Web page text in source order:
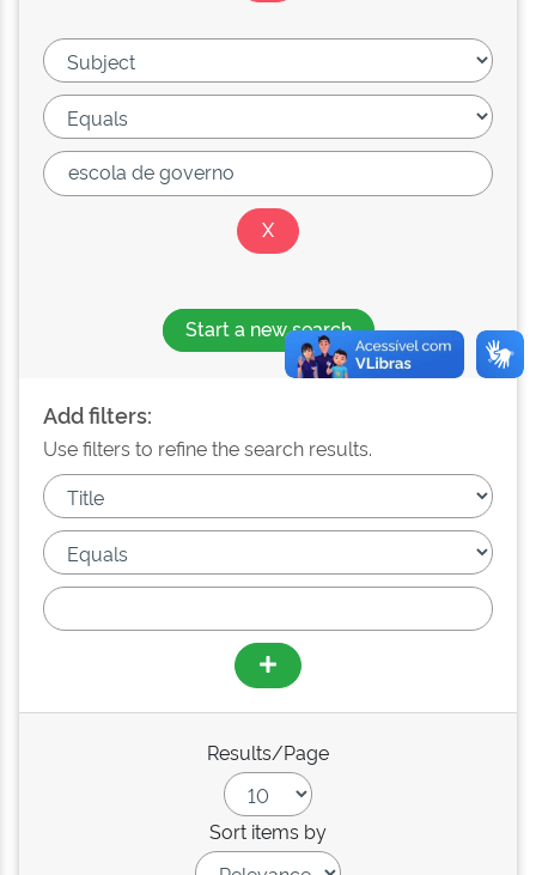
Start a new search
Add filters:
Use filters to refine the search results.
Results/Page
Sort items by